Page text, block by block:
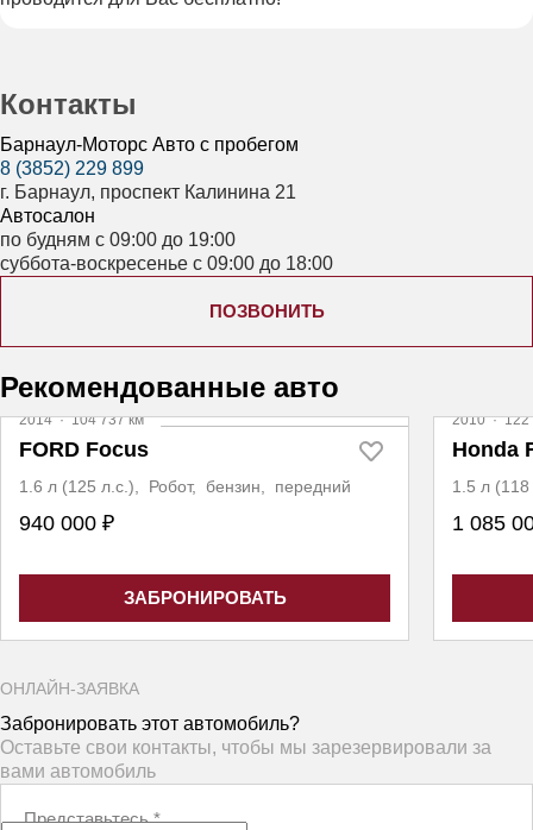
Контакты
Барнаул-Моторс Авто с пробегом
8 (3852) 229 899
г. Барнаул, проспект Калинина 21
Автосалон
по будням с 09:00 до 19:00
суббота-воскресенье с 09:00 до 18:00
ПОЗВОНИТЬ
Рекомендованные авто
2014·104 737 км
FORD Focus
1.6 л (125 л.с.), Робот, бензин, передний
940 000 ₽
ЗАБРОНИРОВАТЬ
2010·122
Honda
1.5 л
1 085
ОНЛАЙН-ЗАЯВКА
Забронировать этот автомобиль?
Оставьте свои контакты, чтобы мы зарезервировали за
вами автомобиль
Представьтесь*